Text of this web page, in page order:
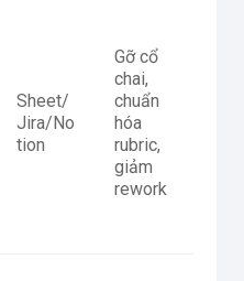
Sheet/
Jira/No
tion
Gỡ cổ
chai,
chuẩn
hóa
rubric,
giảm
rework